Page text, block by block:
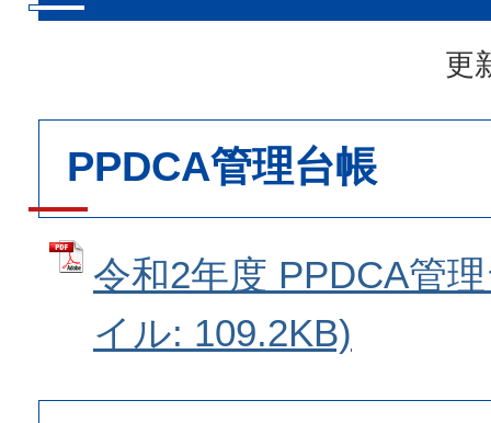
更
PPDCA管理台帳
令和2年度 PPDCA管
イル: 109.2KB)